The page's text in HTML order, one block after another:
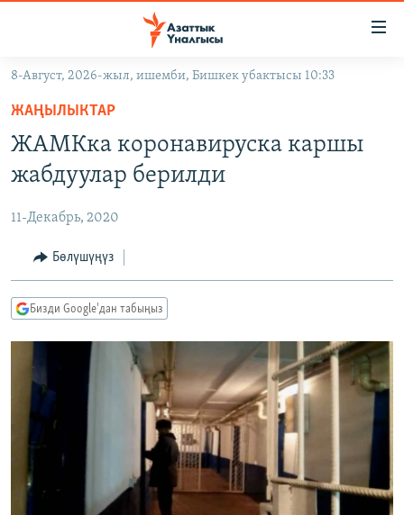
Навигацияга
өтүңүз
Издөөгө
салыңызКЫРГЫЗСТАН
ЭКОНОМИКА
МАДАНИЯТ
ДҮЙНӨ
БОРБОР АЗИЯ
УКРАИНА
АТАЙЫН ИЛИКТӨӨ
ТВ ПРОГРАММАЛАР
ЭКСПЕРТТЕР ТАЛДАЙТ
БИЗ ЖАНА ДҮЙНӨ
ДАНИСТЕ
ЭЖЕ-СИҢДИЛЕР
АЗАТТЫК+
ЫҢГАЙСЫЗ СУРООЛОР
ӨЗГӨЧӨ ПИКИР
Русский
ОНЛАЙН ШЕРИНЕ
8-Август, 2026-жыл, ишемби, Бишкек убактысы 10:33
ЖАҢЫЛЫКТАР
ЖАМКка коронавируска каршы
жабдуулар берилди
11-Декабрь, 2020
Бөлүшүңүз
Бизди Google'дан табыңыз